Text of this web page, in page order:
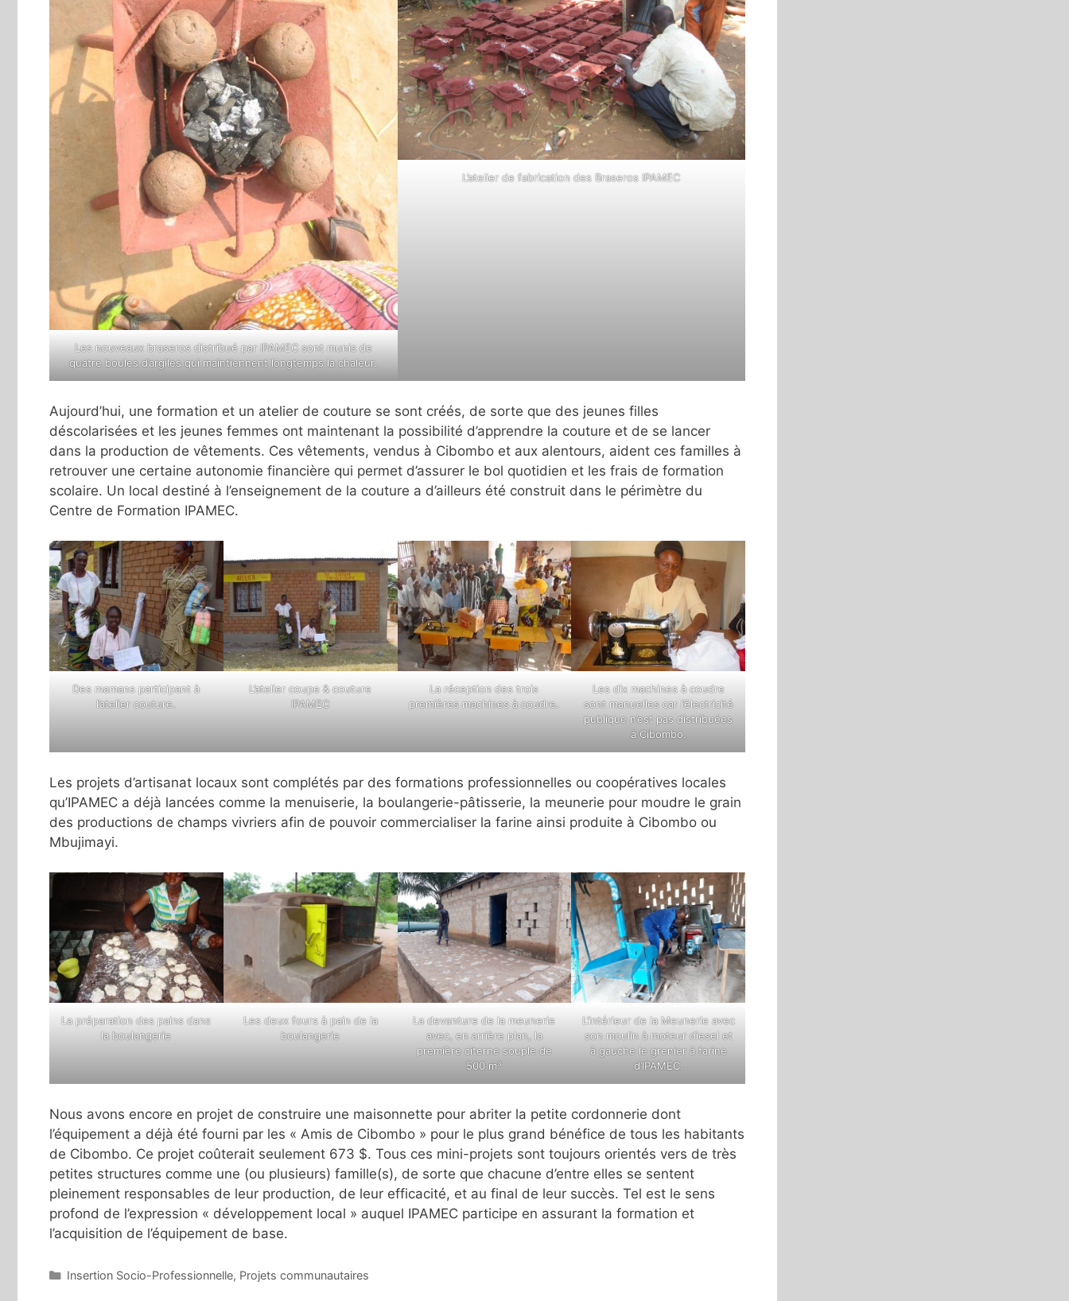
Les nouveaux braseros distribué par IPAMEC sont munis de
quatre boules d’argiles qui maintiennent longtemps la chaleur.
L’atelier de fabrication des Braseros IPAMEC
Aujourd’hui, une formation et un atelier de couture se sont créés, de sorte que des jeunes filles
déscolarisées et les jeunes femmes ont maintenant la possibilité d’apprendre la couture et de se lancer
dans la production de vêtements. Ces vêtements, vendus à Cibombo et aux alentours, aident ces familles à
retrouver une certaine autonomie financière qui permet d’assurer le bol quotidien et les frais de formation
scolaire. Un local destiné à l’enseignement de la couture a d’ailleurs été construit dans le périmètre du
Centre de Formation IPAMEC.
Des mamans participant à
l’atelier couture.
L’atelier coupe & couture
IPAMEC
La réception des trois
premières machines à coudre.
Les dix machines à coudre
sont manuelles car l’électricité
publique n’est pas distribuées
à Cibombo.
Les projets d’artisanat locaux sont complétés par des formations professionnelles ou coopératives locales
qu’IPAMEC a déjà lancées comme la menuiserie, la boulangerie-pâtisserie, la meunerie pour moudre le grain
des productions de champs vivriers afin de pouvoir commercialiser la farine ainsi produite à Cibombo ou
Mbujimayi.
La préparation des pains dans
la boulangerie
Les deux fours à pain de la
boulangerie
La devanture de la meunerie
avec, en arrière plan, la
première citerne souple de
500 m³
L’intérieur de la Meunerie avec
son moulin à moteur diesel et
à gauche le grenier à farine
d’IPAMEC.
Nous avons encore en projet de construire une maisonnette pour abriter la petite cordonnerie dont
l’équipement a déjà été fourni par les « Amis de Cibombo » pour le plus grand bénéfice de tous les habitants
de Cibombo. Ce projet coûterait seulement 673 $. Tous ces mini-projets sont toujours orientés vers de très
petites structures comme une (ou plusieurs) famille(s), de sorte que chacune d’entre elles se sentent
pleinement responsables de leur production, de leur efficacité, et au final de leur succès. Tel est le sens
profond de l’expression « développement local » auquel IPAMEC participe en assurant la formation et
l’acquisition de l’équipement de base.
Catégories
Insertion Socio-Professionnelle, Projets communautaires